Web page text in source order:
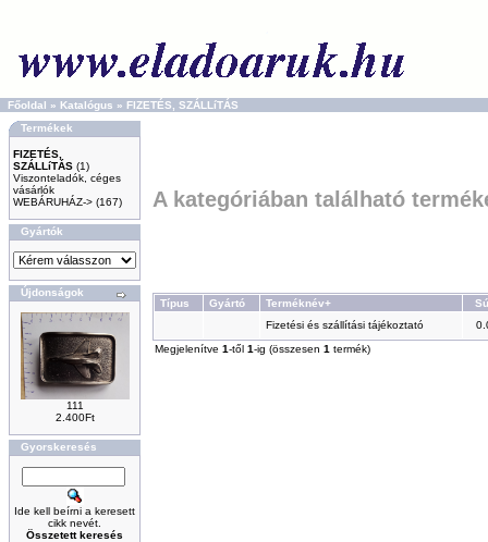
Főoldal » Katalógus » FIZETÉS, SZÁLLíTÁS
Termékek
FIZETÉS,
SZÁLLíTÁS (1)
Viszonteladók, céges
vásárlók
WEBÁRUHÁZ-> (167)
Gyártók
Újdonságok
111
2.400Ft
Gyorskeresés
Ide kell beírni a keresett
cikk nevét.
Összetett keresés
A kategóriában található
Típus Gyártó Terméknév+
Fizetési és szállítási tájékoztató
Megjelenítve 1-től 1-ig (összesen 1 termék)